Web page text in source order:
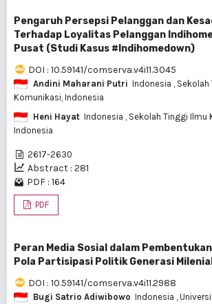
Pengaruh Persepsi Pelanggan dan
Terhadap Loyalitas Pelanggan
Pusat (Studi Kasus #Indihomedown)
DOI : 10.59141/comserva.v4i11.3045
Andini Maharani Putri Indonesia
,
Komunikasi, Indonesia
Heni Hayat Indonesia
, Sekolah Tinggi Ilmu
Indonesia
2617-2630
Abstract : 281
PDF : 164
PDF
Peran Media Sosial dalam
Pola Partisipasi Politik Generasi Milenial
DOI : 10.59141/comserva.v4i11.2988
Bugi Satrio Adiwibowo Indonesia ,